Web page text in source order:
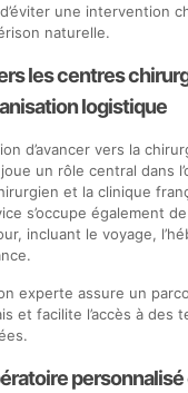
une intervention
naturelle.
les centres
logistique
d’avancer vers la
un rôle central dans
et la clinique
s’occupe également de
incluant le voyage,
experte assure un
et facilite l’accès à des
personnalisé